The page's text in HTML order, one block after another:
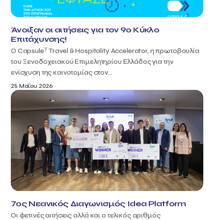
Άνοιξαν οι αιτήσεις για τον 9ο Κύκλο
Επιτάχυνσης!
Ο CapsuleTTravel & Hospitality Accelerator, η πρωτοβουλία
του Ξενοδοχειακού Επιμελητηρίου Ελλάδος για την
ενίσχυση της καινοτομίας στον...
25 Μαΐου 2026
7ος Νεανικός Διαγωνισμός Idea Platform
Οι φετινές αιτήσεις αλλά και ο τελικός αριθμός